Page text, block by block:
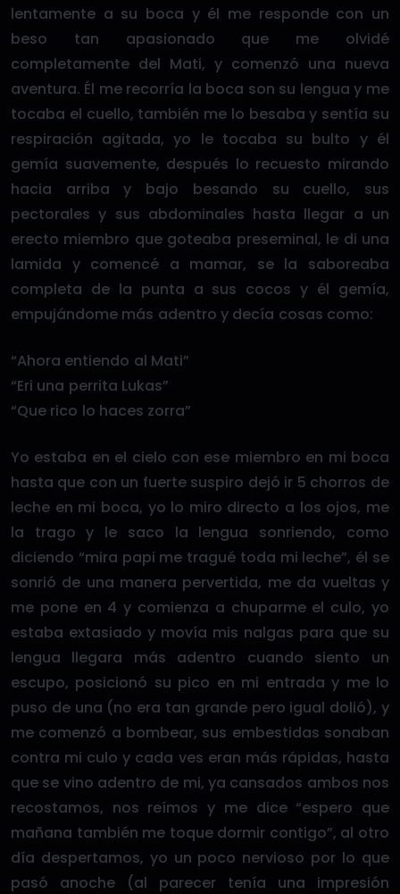
lentamente a su boca y él me responde con un
beso tan apasionado que me olvidé
completamente del Mati, y comenzó una nueva
aventura. Él me recorría la boca son su lengua y me
tocaba el cuello, también me lo besaba y sentía su
respiración agitada, yo le tocaba su bulto y él
gemía suavemente, después lo recuesto mirando
hacia arriba y bajo besando su cuello, sus
pectorales y sus abdominales hasta llegar a un
erecto miembro que goteaba preseminal, le di una
lamida y comencé a mamar, se la saboreaba
completa de la punta a sus cocos y él gemía,
empujándome más adentro y decía cosas como:
“Ahora entiendo al Mati”
“Eri una perrita Lukas”
“Que rico lo haces zorra”
Yo estaba en el cielo con ese miembro en mi boca
hasta que con un fuerte suspiro dejó ir 5 chorros de
leche en mi boca, yo lo miro directo a los ojos, me
la trago y le saco la lengua sonriendo, como
diciendo “mira papi me tragué toda mi leche”, él se
sonrió de una manera pervertida, me da vueltas y
me pone en 4 y comienza a chuparme el culo, yo
estaba extasiado y movía mis nalgas para que su
lengua llegara más adentro cuando siento un
escupo, posicionó su pico en mi entrada y me lo
puso de una (no era tan grande pero igual dolió), y
me comenzó a bombear, sus embestidas sonaban
contra mi culo y cada ves eran más rápidas, hasta
que se vino adentro de mi, ya cansados ambos nos
recostamos, nos reímos y me dice “espero que
mañana también me toque dormir contigo”, al otro
día despertamos, yo un poco nervioso por lo que
pasó anoche (al parecer tenía una impresión